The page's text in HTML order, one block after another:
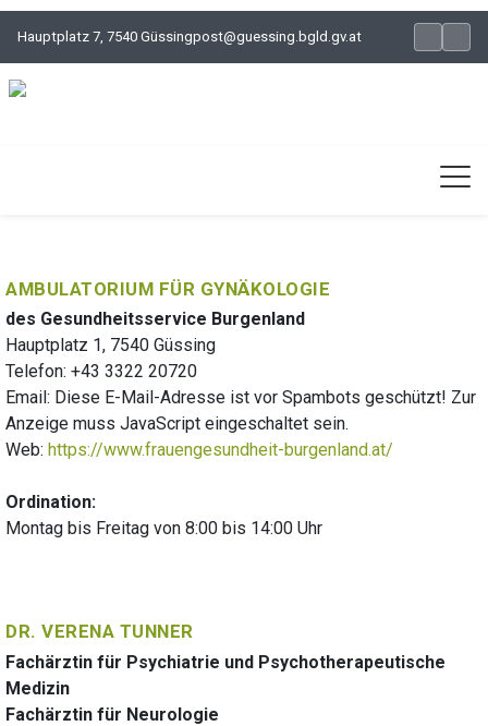
Hauptplatz 7, 7540 Güssingpost@guessing.bgld.gv.at
AMBULATORIUM FÜR GYNÄKOLOGIE
des Gesundheitsservice Burgenland
Hauptplatz 1, 7540 Güssing
Telefon: +43 3322 20720
Email: Diese E-Mail-Adresse ist vor Spambots geschützt! Zur
Anzeige muss JavaScript eingeschaltet sein.
Web: https://www.frauengesundheit-burgenland.at/
Ordination:
Montag bis Freitag von 8:00 bis 14:00 Uhr
DR. VERENA TUNNER
Fachärztin für Psychiatrie und Psychotherapeutische
Medizin
Fachärztin für Neurologie